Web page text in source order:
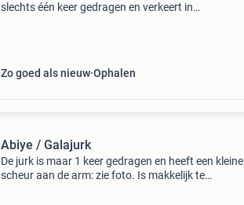
slechts één keer gedragen en verkeert in
Zo goed als nieuw Ophalen
Abiye / Galajurk
De jurk is maar 1 keer gedragen en heeft een kleine
scheur aan de arm: zie foto. Is makkelijk te